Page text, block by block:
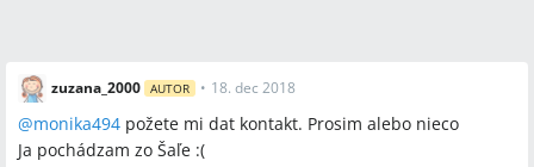
zuzana_2000 AUTOR • 18. dec 2018
@monika494 požete mi dat kontakt. Prosim alebo nieco
Ja pochádzam zo Šaľe :(